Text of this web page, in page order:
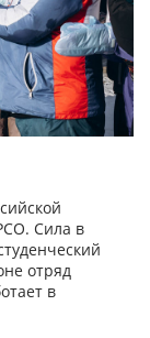
Сила в
отряд
в